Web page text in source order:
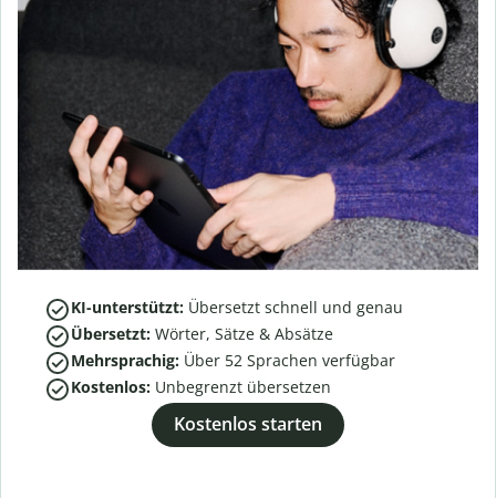
KI-unterstützt: Übersetzt schnell und genau
Übersetzt: Wörter, Sätze & Absätze
Mehrsprachig: Über 52 Sprachen verfügbar
Kostenlos: Unbegrenzt übersetzen
Kostenlos starten